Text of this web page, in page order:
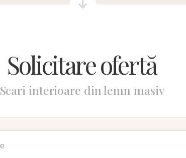
Solicitare ofertă
Scari interioare din lemn masiv